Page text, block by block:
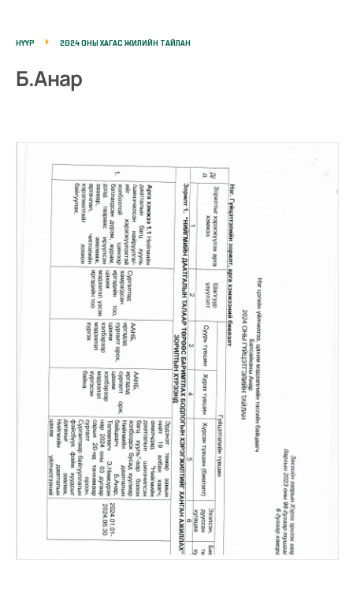
НҮҮР 2024 ОНЫ ХАГАС ЖИЛИЙН ТАЙЛАН
Б.Анар